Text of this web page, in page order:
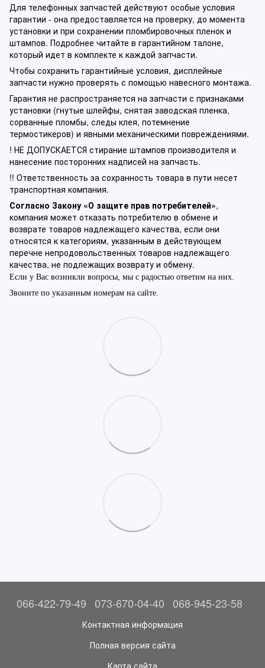
Для телефонных запчастей действуют особые условия
гарантии - она предоставляется на проверку, до момента
установки и при сохранении пломбировочных пленок и
штампов. Подробнее читайте в гарантийном талоне,
который идет в комплекте к каждой запчасти.
Чтобы сохранить гарантийные условия, дисплейные
запчасти нужно проверять с помощью навесного монтажа.
Гарантия не распространяется на запчасти с признаками
установки (гнутые шлейфы, снятая заводская пленка,
сорванные пломбы, следы клея, потемнение
термостикеров) и явными механическими повреждениями.
! НЕ ДОПУСКАЕТСЯ стирание штампов производителя и
нанесение посторонних надписей на запчасть.
!! Ответственность за сохранность товара в пути несет
транспортная компания.
Согласно Закону «О защите прав потребителей»,
компания может отказать потребителю в обмене и
возврате товаров надлежащего качества, если они
относятся к категориям, указанным в действующем
перечне непродовольственных товаров надлежащего
качества, не подлежащих возврату и обмену.
Если у Вас возникли вопросы, мы с радостью ответим на них.
Звоните по указанным номерам на сайте.
066-422-79-49 073-670-04-40 068-945-23-58
Контактная информация
Полная версия сайта
Карта сайта